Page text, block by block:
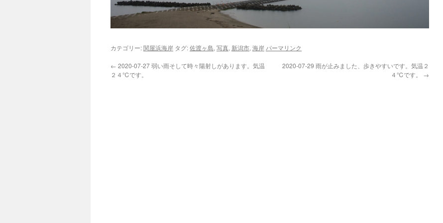
カテゴリー:関屋浜海岸 タグ:佐渡ヶ島, 写真, 新潟市, 海岸 パーマリンク
← 2020-07-27 弱い雨そして時々陽射しがあります。気温
２４℃です。
2020-07-29 雨が止みました、歩きやすいです。気温２
４℃です。 →